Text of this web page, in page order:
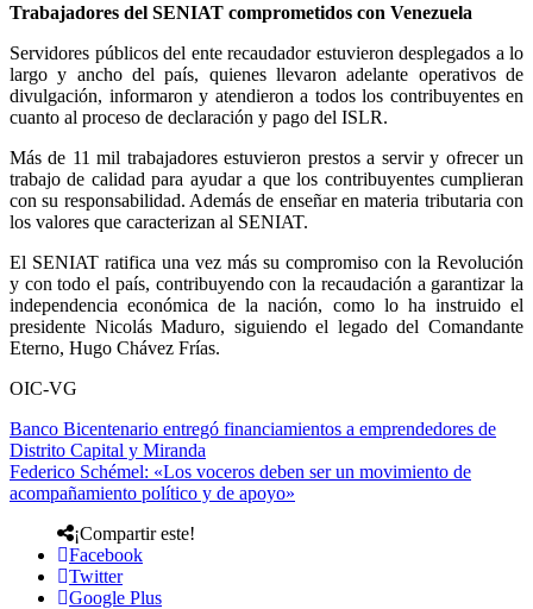
Trabajadores del SENIAT comprometidos con Venezuela
Servidores públicos del ente recaudador estuvieron desplegados a lo
largo y ancho del país, quienes llevaron adelante operativos de
divulgación, informaron y atendieron a todos los contribuyentes en
cuanto al proceso de declaración y pago del ISLR.
Más de 11 mil trabajadores estuvieron prestos a servir y ofrecer un
trabajo de calidad para ayudar a que los contribuyentes cumplieran
con su responsabilidad. Además de enseñar en materia tributaria con
los valores que caracterizan al SENIAT.
El SENIAT ratifica una vez más su compromiso con la Revolución
y con todo el país, contribuyendo con la recaudación a garantizar la
independencia económica de la nación, como lo ha instruido el
presidente Nicolás Maduro, siguiendo el legado del Comandante
Eterno, Hugo Chávez Frías.
OIC-VG
Banco Bicentenario entregó financiamientos a emprendedores de
Distrito Capital y Miranda
Federico Schémel: «Los voceros deben ser un movimiento de
acompañamiento político y de apoyo»
¡Compartir este!
Facebook
Twitter
Google Plus